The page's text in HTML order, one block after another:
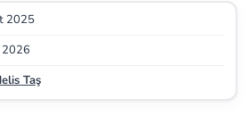
2025
2026
Taş